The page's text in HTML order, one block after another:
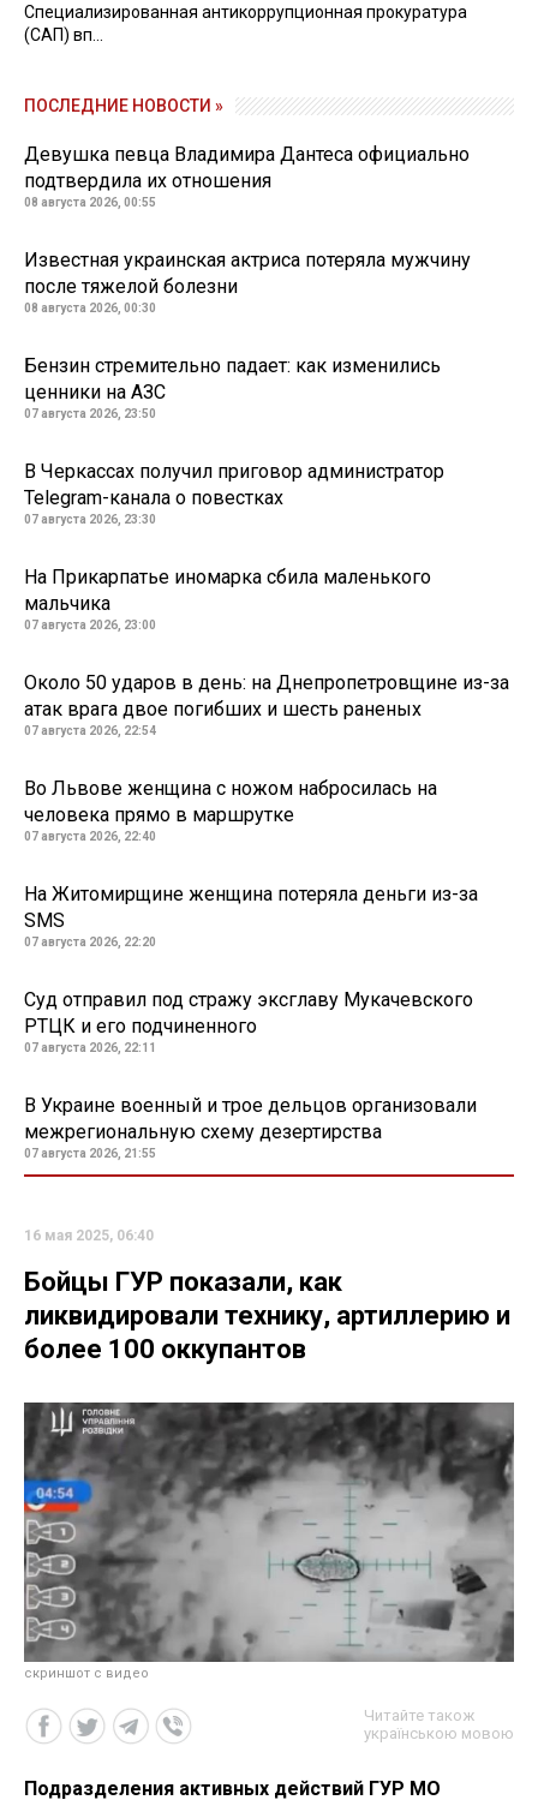
Специализированная антикоррупционная прокуратура
(САП) вп...
ПОСЛЕДНИЕ НОВОСТИ »
Девушка певца Владимира Дантеса официально
подтвердила их отношения
08 августа 2026, 00:55
Известная украинская актриса потеряла мужчину
после тяжелой болезни
08 августа 2026, 00:30
Бензин стремительно падает: как изменились
ценники на АЗС
07 августа 2026, 23:50
В Черкассах получил приговор администратор
Telegram-канала о повестках
07 августа 2026, 23:30
На Прикарпатье иномарка сбила маленького
мальчика
07 августа 2026, 23:00
Около 50 ударов в день: на Днепропетровщине из-за
атак врага двое погибших и шесть раненых
07 августа 2026, 22:54
Во Львове женщина с ножом набросилась на
человека прямо в маршрутке
07 августа 2026, 22:40
На Житомирщине женщина потеряла деньги из-за
SMS
07 августа 2026, 22:20
Суд отправил под стражу эксглаву Мукачевского
РТЦК и его подчиненного
07 августа 2026, 22:11
В Украине военный и трое дельцов организовали
межрегиональную схему дезертирства
07 августа 2026, 21:55
16 мая 2025, 06:40
Бойцы ГУР показали, как
ликвидировали технику, артиллерию и
более 100 оккупантов
скриншот с видео
Читайте також
українською мовою
Подразделения активных действий ГУР МО